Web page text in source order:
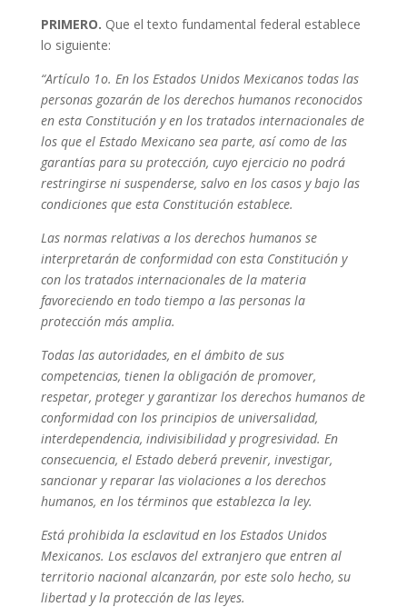
PRIMERO. Que el texto fundamental federal establece
lo siguiente:
“Artículo 1o. En los Estados Unidos Mexicanos todas las
personas gozarán de los derechos humanos reconocidos
en esta Constitución y en los tratados internacionales de
los que el Estado Mexicano sea parte, así como de las
garantías para su protección, cuyo ejercicio no podrá
restringirse ni suspenderse, salvo en los casos y bajo las
condiciones que esta Constitución establece.
Las normas relativas a los derechos humanos se
interpretarán de conformidad con esta Constitución y
con los tratados internacionales de la materia
favoreciendo en todo tiempo a las personas la
protección más amplia.
Todas las autoridades, en el ámbito de sus
competencias, tienen la obligación de promover,
respetar, proteger y garantizar los derechos humanos de
conformidad con los principios de universalidad,
interdependencia, indivisibilidad y progresividad. En
consecuencia, el Estado deberá prevenir, investigar,
sancionar y reparar las violaciones a los derechos
humanos, en los términos que establezca la ley.
Está prohibida la esclavitud en los Estados Unidos
Mexicanos. Los esclavos del extranjero que entren al
territorio nacional alcanzarán, por este solo hecho, su
libertad y la protección de las leyes.